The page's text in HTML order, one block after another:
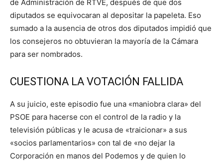
de Administración de RTVE, después de que dos
diputados se equivocaran al depositar la papeleta. Eso
sumado a la ausencia de otros dos diputados impidió que
los consejeros no obtuvieran la mayoría de la Cámara
para ser nombrados.
CUESTIONA LA VOTACIÓN FALLIDA
A su juicio, este episodio fue una «maniobra clara» del
PSOE para hacerse con el control de la radio y la
televisión públicas y le acusa de «traicionar» a sus
«socios parlamentarios» con tal de «no dejar la
Corporación en manos del Podemos y de quien lo